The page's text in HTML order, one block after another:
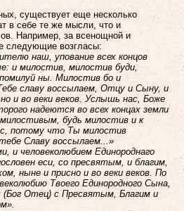
существует еще несколько
в себе те же мысли, что и
Например, за всенощной и
следующие возгласы:
наш, упование всех концов
и милостив, милостив буди,
ны. Милостив бо и
славу воссылаем, Отцу и Сыну, и
и во веки веков. Услышь нас, Боже
надеются во всех концах земли
будь милостив и к
потому что Ты милостив
Славу воссылаем...»
и человеколюбием Единороднаго
еси, со пресвятым, и благим,
ныне и присно и во веки веков. По
Твоего Единородного Сына,
(Бог Отец) с Пресвятым, Благим и